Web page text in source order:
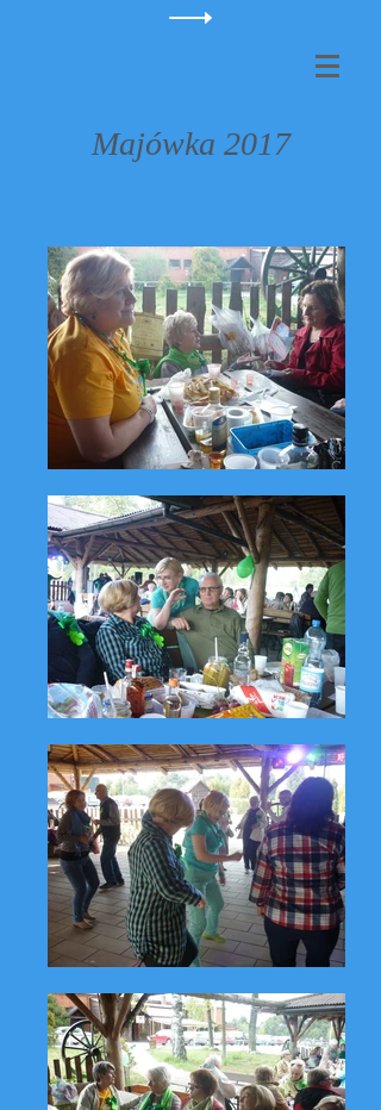
Majówka 2017